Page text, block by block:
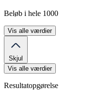
Beløb i hele 1000
Vis alle værdier
Skjul
Vis alle værdier
Resultatopgørelse